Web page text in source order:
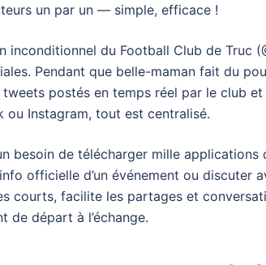
un par un — simple, efficace !
inconditionnel du Football Club de Truc
Pendant que belle-maman fait du
postés en temps réel par le club
ou Instagram, tout est centralisé.
besoin de télécharger mille
officielle d’un événement ou discuter
courts, facilite les partages et
de départ à l’échange.